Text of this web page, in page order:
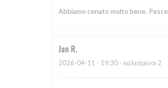
Abbiamo cenato molto bene.
Jan R
2026-04-11 - 19:30 - καλεσμένοι 2